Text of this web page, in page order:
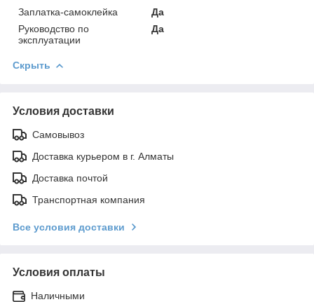
Заплатка-самоклейка
Да
Руководство по
эксплуатации
Да
Скрыть
Условия доставки
Самовывоз
Доставка курьером в г. Алматы
Доставка почтой
Транспортная компания
Все условия доставки
Условия оплаты
Наличными